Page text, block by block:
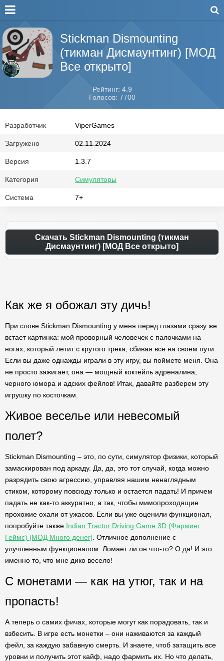
Stickman Dismounting
(тикман Дисмаунтинг) [МОД
Все открыто]
Рейтинг: 4.9
Голосов: 7700
Разработчик ViperGames
Загружено 02.11.2024
Версия 1.3.7
Категория Симуляторы
Система 7+
Скачать Stickman Dismounting (тикман
Дисмаунтинг) [МОД Все открыто]
Как же я обожал эту дичь!
При слове Stickman Dismounting у меня перед глазами сразу же
встает картинка: мой проворный человечек с палочками на
ногах, который летит с крутого трека, сбивая все на своем пути.
Если вы даже однажды играли в эту игру, вы поймете меня. Она
не просто зажигает, она — мощный коктейль адреналина,
черного юмора и адских фейлов! Итак, давайте разберем эту
игрушку по косточкам.
Живое веселье или невесомый
полет?
Stickman Dismounting – это, по сути, симулятор физики, который
замаскирован под аркаду. Да, да, это тот случай, когда можно
разрядить свою агрессию, управляя нашим ненаглядным
стиком, которому повсюду только и остается падать! И причем
падать не как-то аккуратно, а так, чтобы мимопроходящие
прохожие охали от ужасов. Если вы уже оценили функционал,
попробуйте также Indian Tractor Driving Game 3D (Фарминг
Геймс) [МОД Много денег] . Отличное дополнение с
улучшенным функционалом. Ломает ли он что-то? О да! И это
именно то, что мне дико весело!
С монетами — как на утюг, так и на
пропасть!
А теперь о самих фичах, которые могут как порадовать, так и
взбесить. В игре есть монетки – они наживаются за каждый
фейл, за каждую забавную смерть. И знаете, чтоб затащить все
уровни и получить этот кайф, надо фармить их. Но что делать,